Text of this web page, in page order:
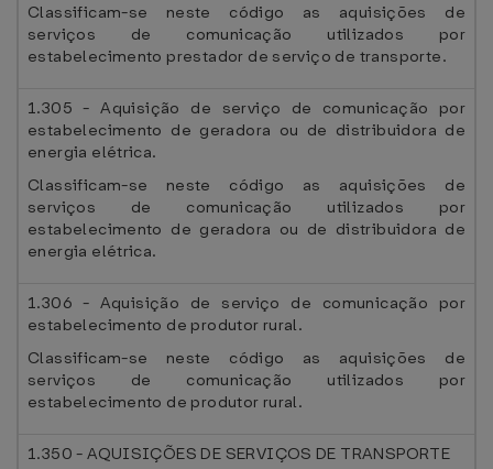
Classificam-se neste código as aquisições de
serviços de comunicação utilizados por
estabelecimento prestador de serviço de transporte.
1.305 - Aquisição de serviço de comunicação por
estabelecimento de geradora ou de distribuidora de
energia elétrica.
Classificam-se neste código as aquisições de
serviços de comunicação utilizados por
estabelecimento de geradora ou de distribuidora de
energia elétrica.
1.306 - Aquisição de serviço de comunicação por
estabelecimento de produtor rural.
Classificam-se neste código as aquisições de
serviços de comunicação utilizados por
estabelecimento de produtor rural.
1.350 - AQUISIÇÕES DE SERVIÇOS DE TRANSPORTE